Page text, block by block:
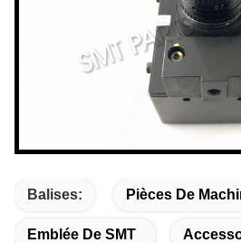
Balises: Pièces De
Emblée De SMT